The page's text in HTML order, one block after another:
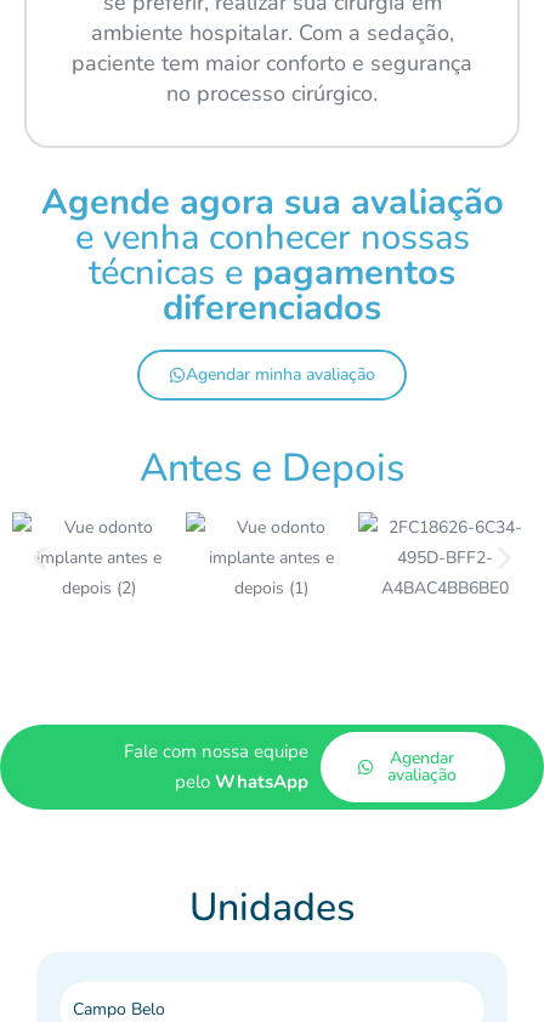
ambiente hospitalar. Com a sedação,
paciente tem maior conforto e segurança
no processo cirúrgico.
Agende agora sua avaliação
e venha conhecer nossas
técnicas e pagamentos
diferenciados
Agendar minha avaliação
Antes e Depois
Fale com nossa equipe
peloWhatsApp
Agendar
avaliação
Unidades
Campo Belo